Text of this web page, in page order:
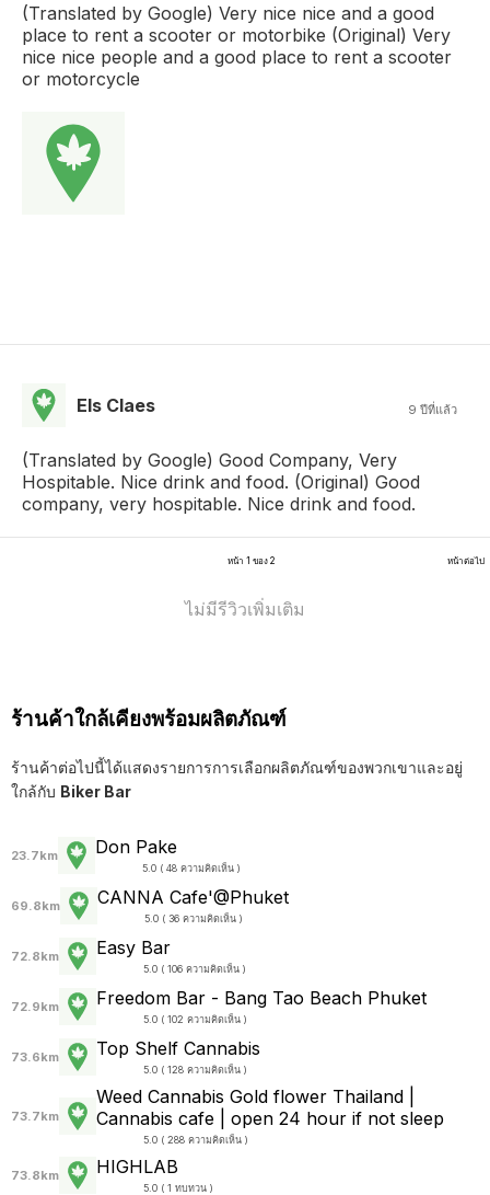
(Translated by Google) Very nice nice and a good
place to rent a scooter or motorbike (Original) Very
nice nice people and a good place to rent a scooter
or motorcycle
Els Claes 9 ปีที่แล้ว
(Translated by Google) Good Company, Very
Hospitable. Nice drink and food. (Original) Good
company, very hospitable. Nice drink and food.
หน้า 1 ของ 2 หน้าต่อไป
ไม่มีรีวิวเพิ่มเติม
ร้านค้าใกล้เคียงพร้อมผลิตภัณฑ์
ร้านค้าต่อไปนี้ได้แสดงรายการการเลือกผลิตภัณฑ์ของพวกเขาและอยู่
ใกล้กับ Biker Bar
23.7km Don Pake
5.0 ( 48 ความคิดเห็น )
69.8km CANNA Cafe'@Phuket
5.0 ( 36 ความคิดเห็น )
72.8km Easy Bar
5.0 ( 106 ความคิดเห็น )
72.9km Freedom Bar - Bang Tao Beach Phuket
5.0 ( 102 ความคิดเห็น )
73.6km Top Shelf Cannabis
5.0 ( 128 ความคิดเห็น )
73.7km
Weed Cannabis Gold flower Thailand |
Cannabis cafe | open 24 hour if not sleep
5.0 ( 288 ความคิดเห็น )
73.8km HIGHLAB
5.0 ( 1 ทบทวน )